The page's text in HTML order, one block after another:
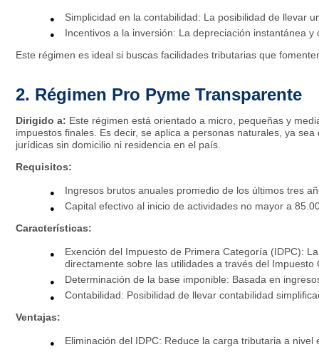
Simplicidad en la contabilidad: La posibilidad de llevar
Incentivos a la inversión: La depreciación instantánea
Este régimen es ideal si buscas facilidades tributarias que
2. Régimen Pro Pyme Transparente
Dirigido a: Este régimen está orientado a micro, pequeñas y
impuestos finales. Es decir, se aplica a personas naturales, ya
jurídicas sin domicilio ni residencia en el país.
Requisitos:
Ingresos brutos anuales promedio de los últimos tres
Capital efectivo al inicio de actividades no mayor a
Características:
Exención del Impuesto de Primera Categoría (IDPC):
directamente sobre las utilidades a través del
Determinación de la base imponible: Basada en
Contabilidad: Posibilidad de llevar contabilidad
Ventajas:
Eliminación del IDPC: Reduce la carga tributaria a